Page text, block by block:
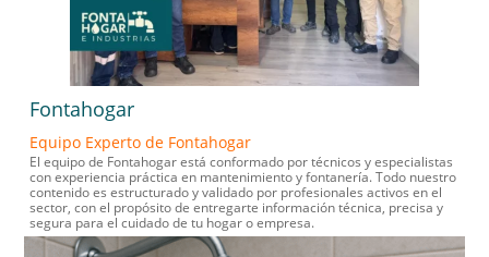
Fontahogar
Equipo Experto de Fontahogar
El equipo de Fontahogar está conformado por técnicos y especialistas
con experiencia práctica en mantenimiento y fontanería. Todo nuestro
contenido es estructurado y validado por profesionales activos en el
sector, con el propósito de entregarte información técnica, precisa y
segura para el cuidado de tu hogar o empresa.